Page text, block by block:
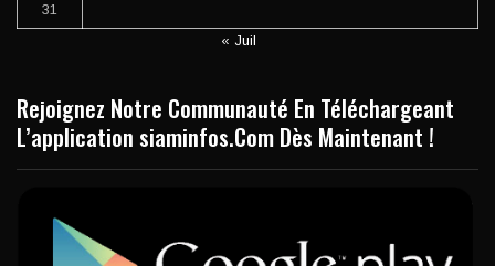
31
« Juil
Rejoignez Notre Communauté En Téléchargeant
L’application siaminfos.Com Dès Maintenant !